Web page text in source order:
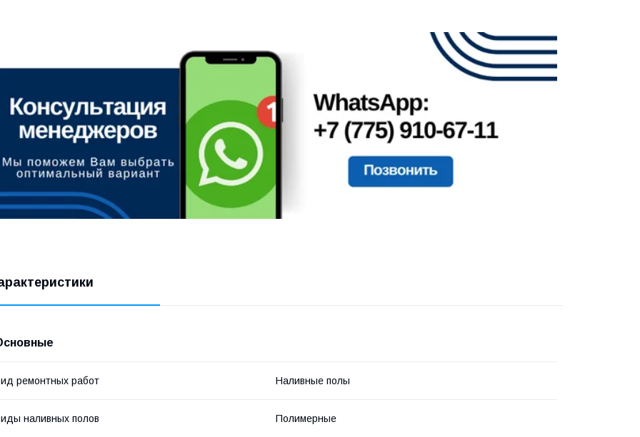
ремонтных работ Наливные полы
наливных полов Полимерные